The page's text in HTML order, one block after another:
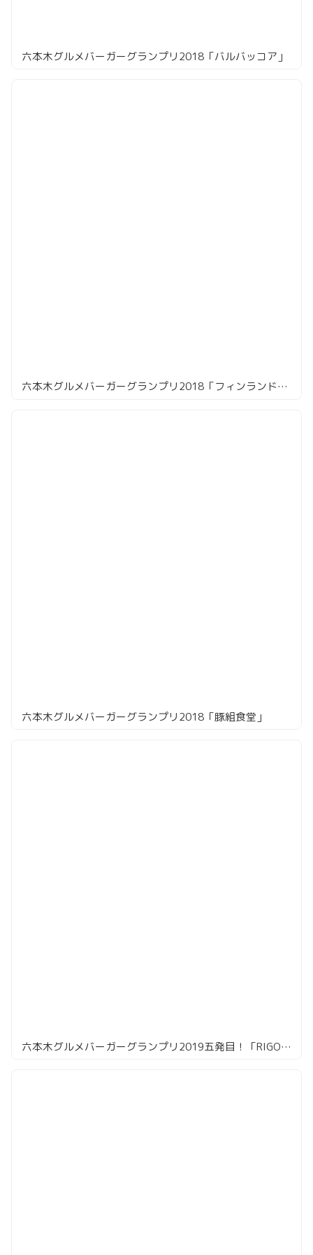
六本木グルメバーガーグランプリ2018「バルバッコア」
六本木グルメバーガーグランプリ2018「フィンランドキッチン タロ」
六本木グルメバーガーグランプリ2018「豚組食堂」
六本木グルメバーガーグランプリ2019五発目！「RIGOLETTO BAR AND GRILL」